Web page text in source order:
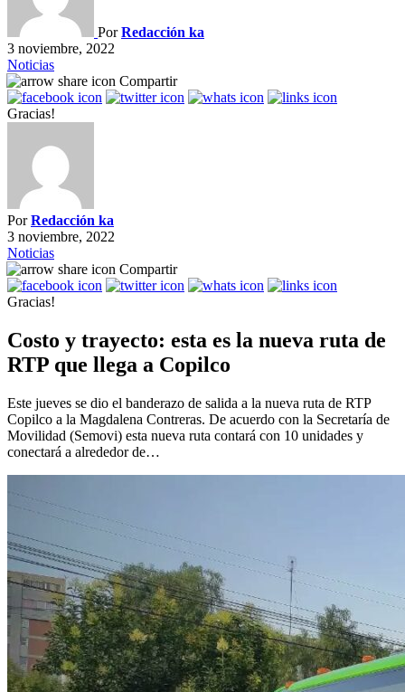
PorRedacción ka
3 noviembre, 2022
Noticias
Compartir
Gracias!
PorRedacción ka
3 noviembre, 2022
Noticias
Compartir
Gracias!
Costo y trayecto: esta es la nueva ruta de
RTP que llega a Copilco
Este jueves se dio el banderazo de salida a la nueva ruta de RTP
Copilco a la Magdalena Contreras. De acuerdo con la Secretaría de
Movilidad (Semovi) esta nueva ruta contará con 10 unidades y
conectará a alrededor de…